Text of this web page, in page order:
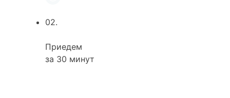
02.
Приедем
за 30 минут